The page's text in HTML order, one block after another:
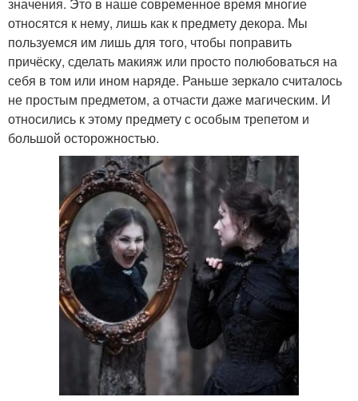
относятся к нему, лишь как к предмету декора. Мы
пользуемся им лишь для того, чтобы поправить
причёску, сделать макияж или просто полюбоваться на
себя в том или ином наряде. Раньше зеркало считалось
не простым предметом, а отчасти даже магическим. И
относились к этому предмету с особым трепетом и
большой осторожностью.